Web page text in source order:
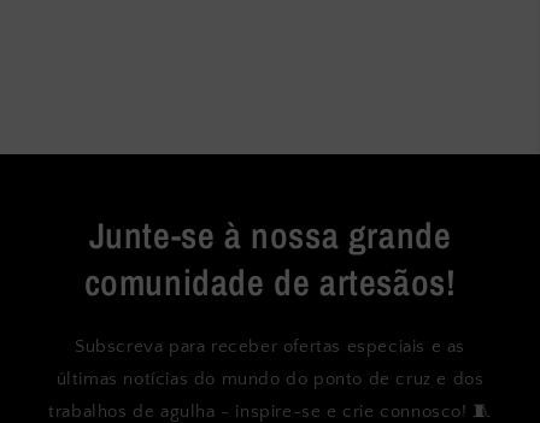
Junte-se à nossa grande
comunidade de artesãos!
Subscreva para receber ofertas especiais e as
últimas notícias do mundo do ponto de cruz e dos
trabalhos de agulha - inspire-se e crie connosco! 🧵